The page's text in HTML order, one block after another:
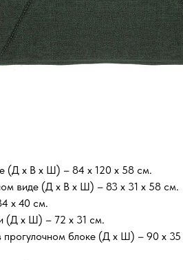
(Д х В х Ш) – 84 х 120 х 58 см.
виде (Д х В х Ш) – 83 х 31 х 58 см.
х 40 см.
(Д х Ш) – 72 х 31 см.
прогулочном блоке (Д х Ш) – 90 х 35